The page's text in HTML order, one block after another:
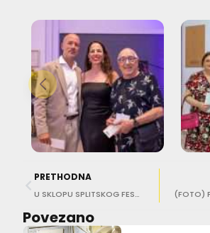
PRETHODNA
U SKLOPU SPLITSKOG FESTIVALA Večer pjesama Đela Jusića
Povezano